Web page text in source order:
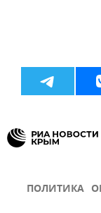
ПОЛИТИКА